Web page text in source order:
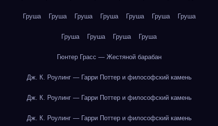
Груша Груша Груша Груша Груша Груша Груша
Груша Груша Груша Груша
Гюнтер Грасс — Жестяной барабан
Дж. К. Роулинг — Гарри Поттер и философский камень
Дж. К. Роулинг — Гарри Поттер и философский камень
Дж. К. Роулинг — Гарри Поттер и философский камень